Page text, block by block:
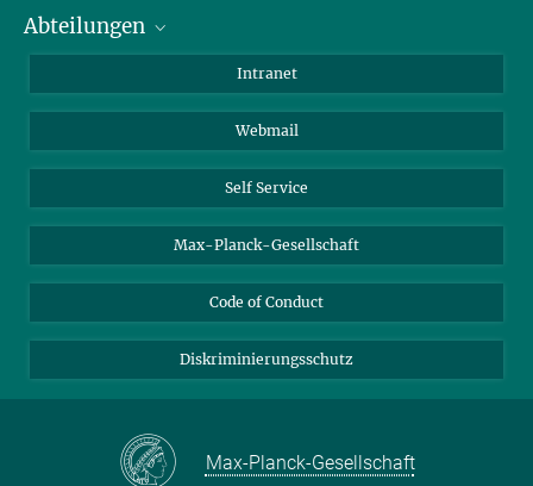
Z- ~ Central building (Zentralgebäude)
AS23a- ~ Berlin (SupraFAB)
Mitarbeiterverzeichnis
Abteilungen
Biomolekulare Systeme
Kolloidchemie
Nachhaltige und Bio-inspirierte Materialien
Intranet
Webmail
Self Service
Max-Planck-Gesellschaft
Code of Conduct
Diskriminierungsschutz
Max-Planck-Gesellschaft